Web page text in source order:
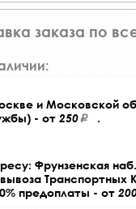
заказа по
и Московской
- от 250 .
Фрунзенская
Транспортных
предоплаты - от